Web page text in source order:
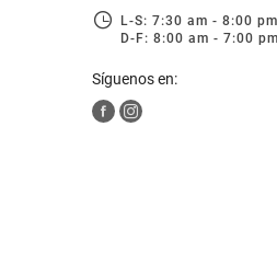
L-S: 7:30 am - 8:00 pm
D-F: 8:00 am - 7:00 pm
Síguenos en: